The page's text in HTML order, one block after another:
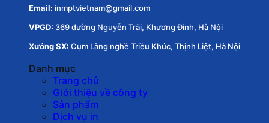
Email: inmptvietnam@gmail.com
VPGD: 369 đường Nguyễn Trãi, Khương Đình, Hà Nội
Xưởng SX: Cụm Làng nghề Triều Khúc, Thịnh Liệt, Hà Nội
Danh mục
Trang chủ
Giới thiệu về công ty
Sản phẩm
Dịch vụ in